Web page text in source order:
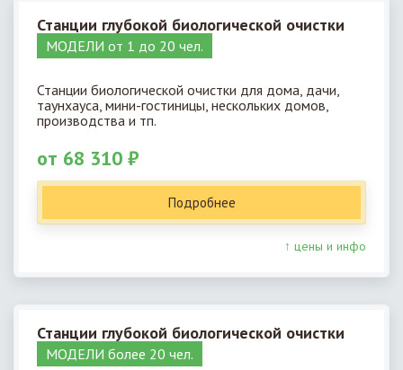
Станции глубокой биологической очистки
МОДЕЛИ от 1 до 20 чел.
Станции биологической очистки для дома, дачи,
таунхауса, мини-гостиницы, нескольких домов,
производства и тп.
от 68 310 ₽
Подробнее
↑ цены и инфо
Станции глубокой биологической очистки
МОДЕЛИ более 20 чел.